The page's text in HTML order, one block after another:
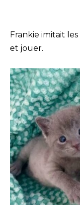
Frankie imitait
et jouer.